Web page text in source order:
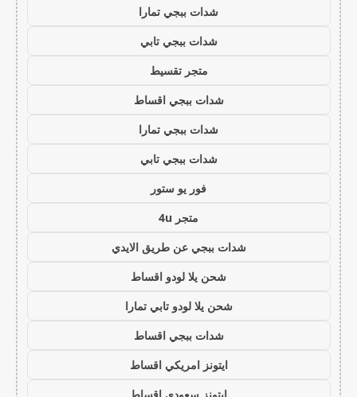
شدات ببجي تمارا
شدات ببجي تابي
متجر تقسيط
شدات ببجي اقساط
شدات ببجي تمارا
شدات ببجي تابي
فور يو ستور
متجر 4u
شدات ببجي عن طريق الايدي
شحن يلا لودو اقساط
شحن يلا لودو تابي تمارا
شدات ببجي اقساط
ايتونز امريكي اقساط